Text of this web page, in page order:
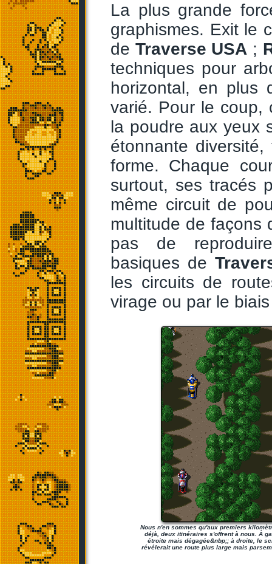
La plus grande
graphismes. Exit le
de Traverse USA ;
techniques pour
horizontal, en plus
varié. Pour le coup,
la poudre aux yeux
étonnante
forme. Chaque
surtout, ses tracés
même circuit de
multitude de façons
pas de
basiques de
les circuits de
virage ou par le
Nous n'en sommes qu'aux premiers
déjà, deux itinéraires s'offrent à nous. À
étroite mais dégagée&nbp;; à droite, le
révélerait une route plus large mais